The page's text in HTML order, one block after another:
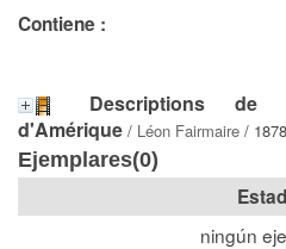
Contiene :
Descriptions de
d'Amérique / Léon Fairmaire / 1878
Ejemplares(0)
ningún